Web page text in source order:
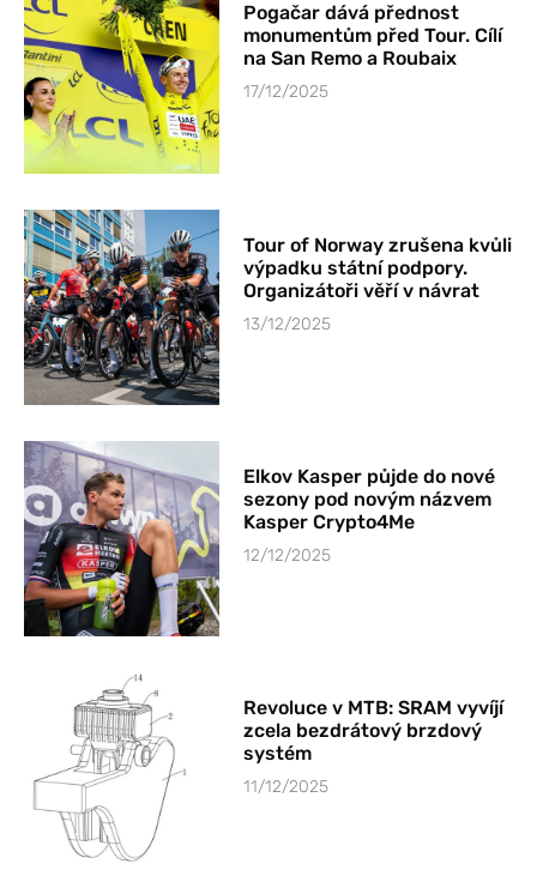
Pogačar dává přednost
monumentům před Tour. Cílí
na San Remo a Roubaix
17/12/2025
Tour of Norway zrušena kvůli
výpadku státní podpory.
Organizátoři věří v návrat
13/12/2025
Elkov Kasper půjde do nové
sezony pod novým názvem
Kasper Crypto4Me
12/12/2025
Revoluce v MTB: SRAM vyvíjí
zcela bezdrátový brzdový
systém
11/12/2025